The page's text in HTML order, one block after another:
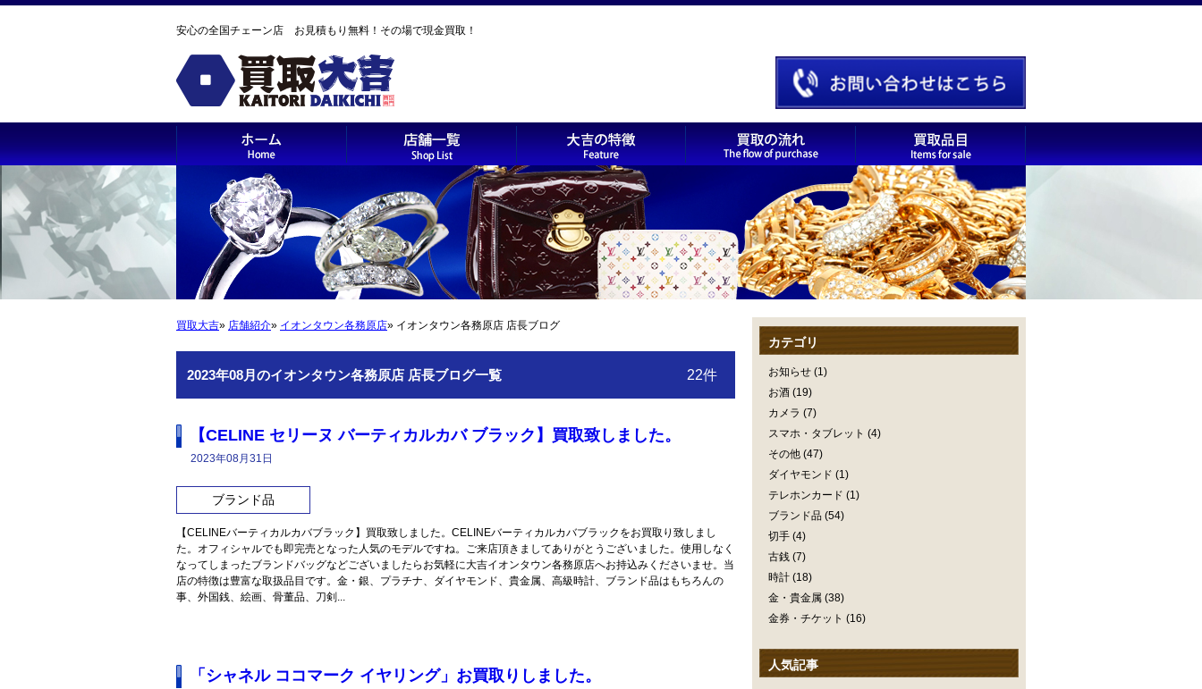
安心の全国チェーン店 お見積もり無料！その場で現金買取！
カテゴリ
お知らせ (1)
お酒 (19)
カメラ (7)
スマホ・タブレット (4)
その他 (47)
ダイヤモンド (1)
テレホンカード (1)
ブランド品 (54)
切手 (4)
古銭 (7)
時計 (18)
金・貴金属 (38)
金券・チケット (16)
人気記事
買取大吉» 店舗紹介» イオンタウン各務原店» イオンタウン各務原店 店長ブログ
2023年08月のイオンタウン各務原店 店長ブログ一覧 22件
【CELINE セリーヌ バーティカルカバ ブラック】買取致しました。
2023年08月31日
ブランド品
【CELINEバーティカルカバブラック】買取致しました。CELINEバーティカルカバブラックをお買取り致しまし
た。オフィシャルでも即完売となった人気のモデルですね。ご来店頂きましてありがとうございました。使用しなく
なってしまったブランドバッグなどございましたらお気軽に大吉イオンタウン各務原店へお持込みくださいませ。当
店の特徴は豊富な取扱品目です。金・銀、プラチナ、ダイヤモンド、貴金属、高級時計、ブランド品はもちろんの
事、外国銭、絵画、骨董品、刀剣...
「シャネル ココマーク イヤリング」お買取りしました。